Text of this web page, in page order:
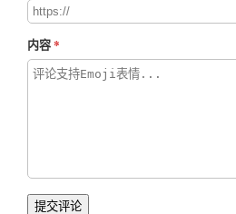
内容
提交评论